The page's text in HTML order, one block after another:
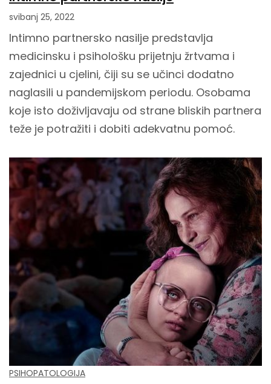
svibanj 25, 2022
Intimno partnersko nasilje predstavlja
medicinsku i psihološku prijetnju žrtvama i
zajednici u cjelini, čiji su se učinci dodatno
naglasili u pandemijskom periodu. Osobama
koje isto doživljavaju od strane bliskih partnera
teže je potražiti i dobiti adekvatnu pomoć.
PSIHOPATOLOGIJA